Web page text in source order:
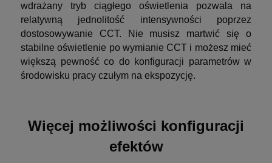
wdrażany tryb ciągłego oświetlenia pozwala na
relatywną jednolitość intensywności poprzez
dostosowywanie CCT. Nie musisz martwić się o
stabilne oświetlenie po wymianie CCT i możesz mieć
większą pewność co do konfiguracji parametrów w
środowisku pracy czułym na ekspozycję.
Więcej możliwości konfiguracji
efektów